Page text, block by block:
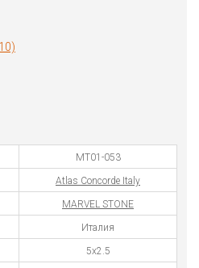
MТ01-053
Atlas Concorde Italy
MARVEL STONE
Италия
5х2.5